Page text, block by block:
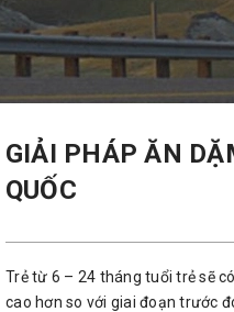
GIẢI PHÁP ĂN
QUỐC
Trẻ từ 6 – 24 tháng tuổi trẻ sẽ
cao hơn so với giai đoạn trước